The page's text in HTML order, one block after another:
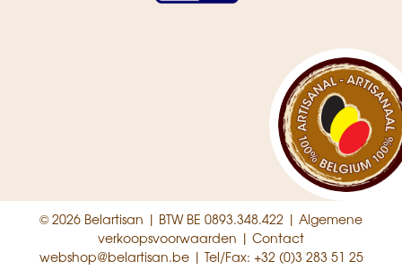
© 2026 Belartisan | BTW BE 0893.348.422 | Algemene
verkoopsvoorwaarden | Contact
webshop@belartisan.be| Tel/Fax: +32 (0)3 283 51 25